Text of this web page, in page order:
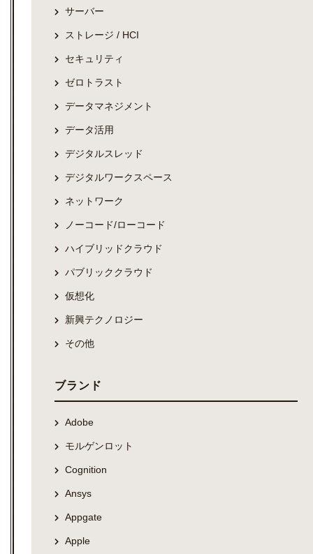
サーバー
ストレージ / HCI
セキュリティ
ゼロトラスト
データマネジメント
データ活用
デジタルスレッド
デジタルワークスペース
ネットワーク
ノーコード/ローコード
ハイブリッドクラウド
パブリッククラウド
仮想化
新興テクノロジー
その他
ブランド
Adobe
モルゲンロット
Cognition
Ansys
Appgate
Apple